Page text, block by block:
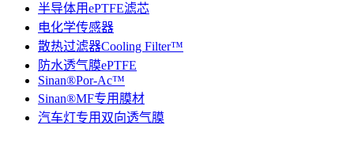
半导体用ePTFE滤芯
电化学传感器
散热过滤器Cooling Filter™
防水透气膜ePTFE
Sinan®Por-Ac™
Sinan®MF专用膜材
汽车灯专用双向透气膜